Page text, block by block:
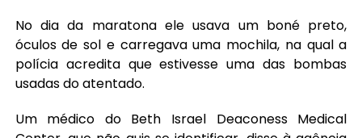
No dia da maratona ele usava um boné preto,
óculos de sol e carregava uma mochila, na qual a
polícia acredita que estivesse uma das bombas
usadas do atentado.
Um médico do Beth Israel Deaconess Medical